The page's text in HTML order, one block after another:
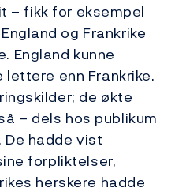
– fikk for eksempel
og Frankrike
England kunne
enn Frankrike.
de økte
– dels hos publikum
De hadde vist
forpliktelser,
herskere hadde